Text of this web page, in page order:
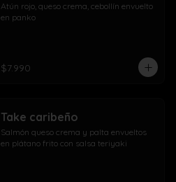
Atún rojo, queso crema, cebollín envuelto
en panko
$7.990
Take caribeño
Salmón queso crema y palta envueltos
en plátano frito con salsa teriyaki